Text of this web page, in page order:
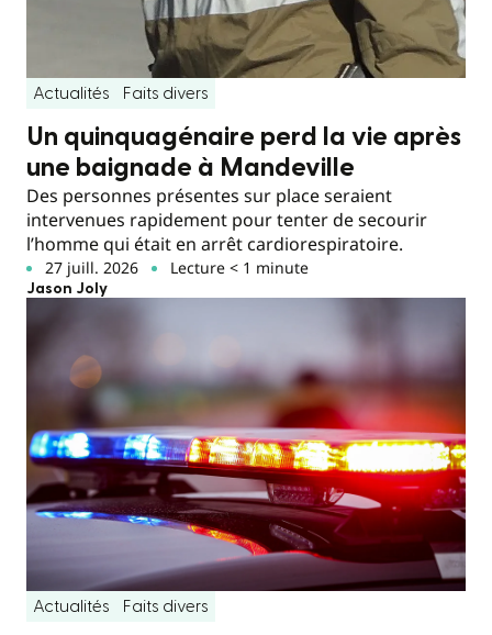
Actualités Faits divers
Un quinquagénaire perd la vie après
une baignade à Mandeville
Des personnes présentes sur place seraient
intervenues rapidement pour tenter de secourir
l’homme qui était en arrêt cardiorespiratoire.
27 juill. 2026 Lecture < 1 minute
Jason Joly
Actualités Faits divers